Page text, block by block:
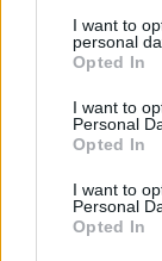
I want to
personal
Opted In
I want to
Personal
Opted In
I want to
Personal
Opted In